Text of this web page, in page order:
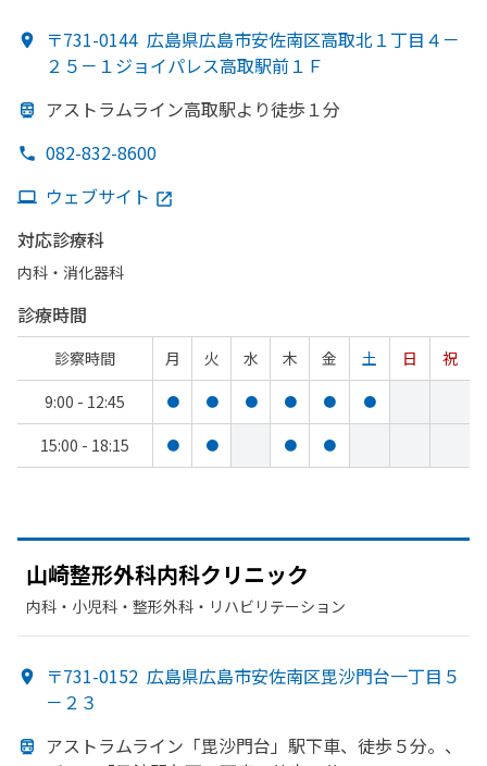
〒731-0144 広島県広島市安佐南区高取北１丁目４－
２５－１ジョイパレス高取駅前１Ｆ
アストラムライン高取駅より徒歩１分
082-832-8600
ウェブサイト
対応診療科
内科・​消化器科
診療時間
診察時間 月 火 水 木 金 土 日
祝
9:00 - 12:45
● ● ● ● ● ●
15:00 - 18:15 ● ● ● ●
山崎整形外科内科クリニック
内科・​小児科・​整形外科・​リハビリテーション
〒731-0152 広島県広島市安佐南区毘沙門台一丁目５
－２３
アストラムライン 「毘沙門台」 駅下車、 徒歩５分。、